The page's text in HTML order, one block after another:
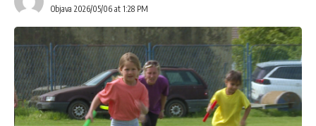
Objava 2026/05/06 at 1:28 PM